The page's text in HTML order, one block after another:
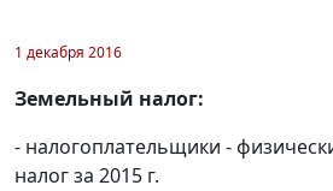
1 декабря 2016
Земельный налог:
- налогоплательщики -
налог за 2015 г.